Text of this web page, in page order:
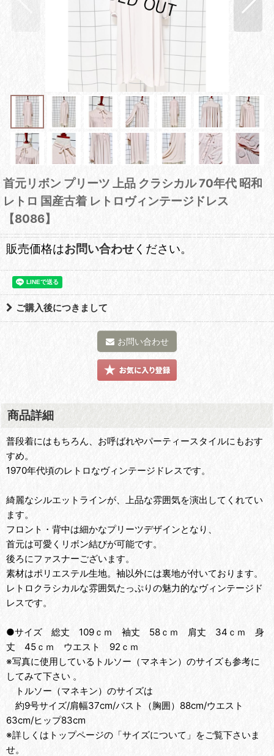
首元リボン プリーツ 上品 クラシカル 70年代 昭和
レトロ 国産古着 レトロヴィンテージドレス
【8086】
販売価格はお問い合わせ ください。
ご購入後につきまして
お問い合わせ
商品詳細
普段着にはもちろん、お呼ばれやパーティースタイルにもおす
すめ。
1970年代頃のレトロなヴィンテージドレスです。
綺麗なシルエットラインが、上品な雰囲気を演出してくれてい
ます。
フロント・背中は細かなプリーツデザインとなり、
首元は可愛くリボン結びが可能です。
後ろにファスナーございます。
素材はポリエステル生地。袖以外には裏地が付いております。
レトロクラシカルな雰囲気たっぷりの魅力的なヴィンテージド
レスです。
●サイズ 総丈 109ｃｍ 袖丈 58ｃｍ 肩丈 34ｃｍ 身
丈 45ｃｍ ウエスト 92ｃｍ
※写真に使用しているトルソー（マネキン）のサイズも参考に
してみて下さい 。
トルソー（マネキン）のサイズは
約9号サイズ/肩幅37cm/バスト（胸囲）88cm/ウエスト
63cm/ヒップ83cm
※詳しくはトップページの「サイズについて」をご覧下さいま
せ。